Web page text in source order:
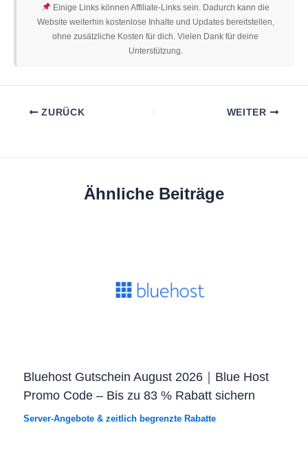
Einige Links können Affiliate-Links sein. Dadurch kann die
Website weiterhin kostenlose Inhalte und Updates bereitstellen,
ohne zusätzliche Kosten für dich. Vielen Dank für deine
Unterstützung.
ZURÜCK WEITER
Ähnliche Beiträge
Bluehost Gutschein August 2026｜Blue Host
Promo Code – Bis zu 83 % Rabatt sichern
Server-Angebote & zeitlich begrenzte Rabatte